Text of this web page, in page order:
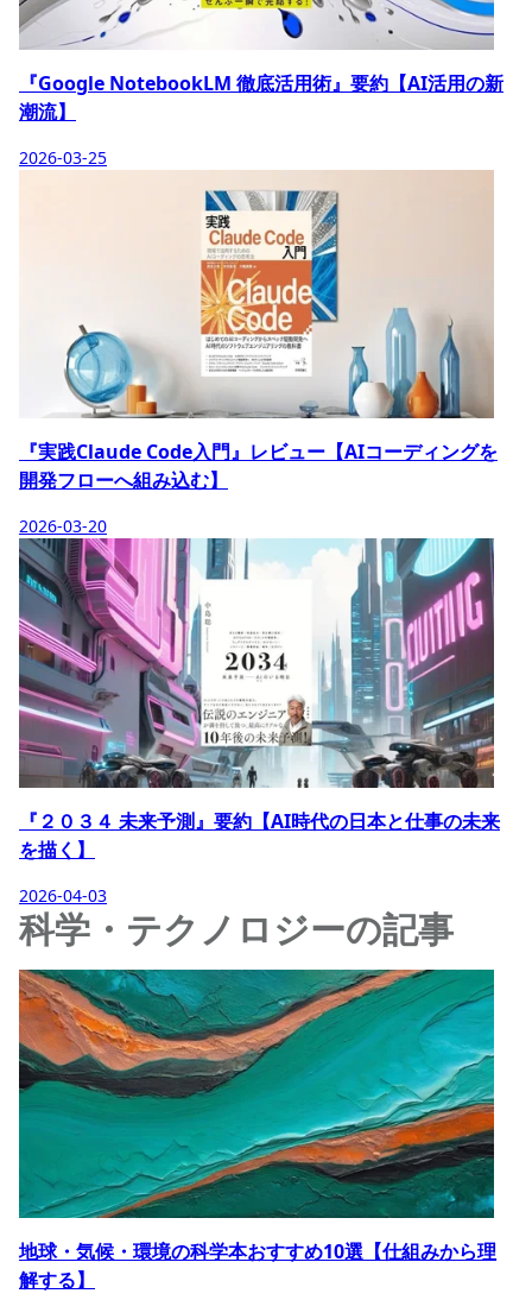
『Google NotebookLM 徹底活用術』要約【AI活用の新
潮流】
2026-03-25
『実践Claude Code入門』レビュー【AIコーディングを
開発フローへ組み込む】
2026-03-20
『２０３４ 未来予測』要約【AI時代の日本と仕事の未来
を描く】
2026-04-03
科学・テクノロジーの記事
地球・気候・環境の科学本おすすめ10選【仕組みから理
解する】